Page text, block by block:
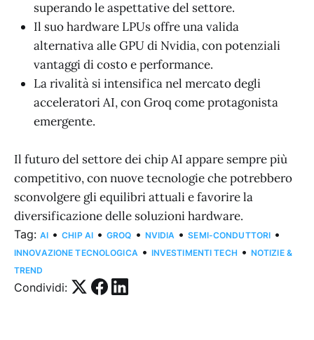
superando le aspettative del settore.
Il suo hardware LPUs offre una valida
alternativa alle GPU di Nvidia, con potenziali
vantaggi di costo e performance.
La rivalità si intensifica nel mercato degli
acceleratori AI, con Groq come protagonista
emergente.
Il futuro del settore dei chip AI appare sempre più
competitivo, con nuove tecnologie che potrebbero
sconvolgere gli equilibri attuali e favorire la
diversificazione delle soluzioni hardware.
Tag: AI • CHIP AI • GROQ • NVIDIA • SEMI-CONDUTTORI •
INNOVAZIONE TECNOLOGICA • INVESTIMENTI TECH • NOTIZIE &
TREND
Condividi: